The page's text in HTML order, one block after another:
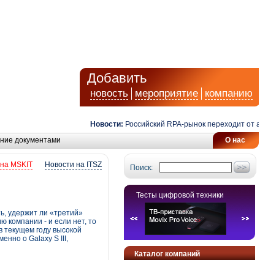
Добавить
новость мероприятие компанию
Новости: Российский RPA-рынок переходит от
О нас
документами
Поиск:
Тесты цифровой техники
Каталог компаний
Новости на ITSZ
MSKIT
удержит ли «третий»
компании - и если нет, то
текущем году высокой
о Galaxy S III,